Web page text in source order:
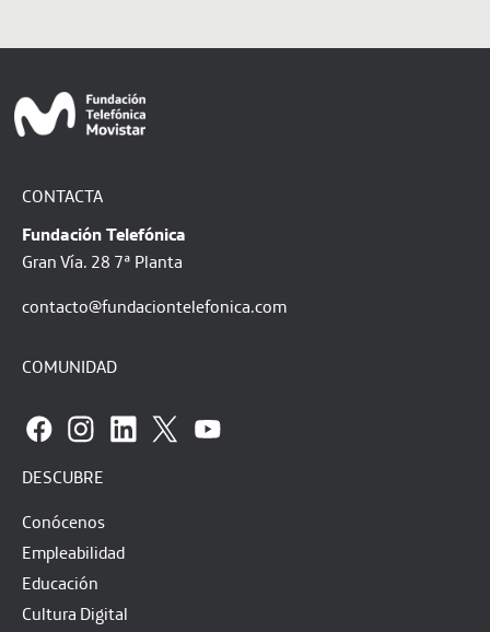
CONTACTA
Fundación Telefónica
Gran Vía. 28 7ª Planta
contacto@fundaciontelefonica.com
COMUNIDAD
DESCUBRE
Conócenos
Empleabilidad
Educación
Cultura Digital